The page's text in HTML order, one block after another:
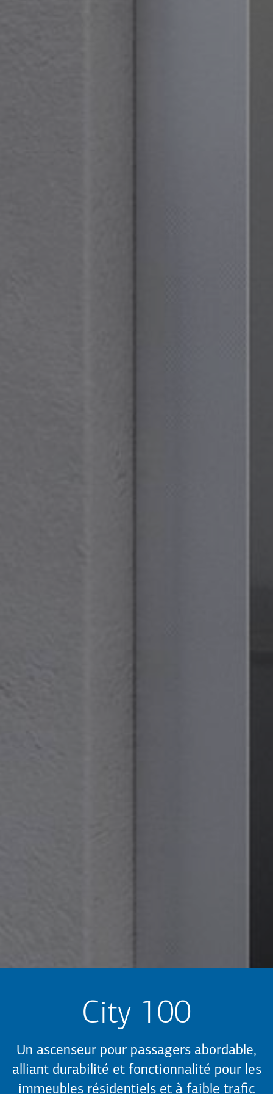
City 100
Un ascenseur pour passagers abordable,
alliant durabilité et fonctionnalité pour les
immeubles résidentiels et à faible trafic